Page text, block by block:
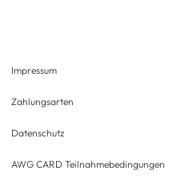
Impressum
Zahlungsarten
Datenschutz
AWG CARD Teilnahmebedingungen